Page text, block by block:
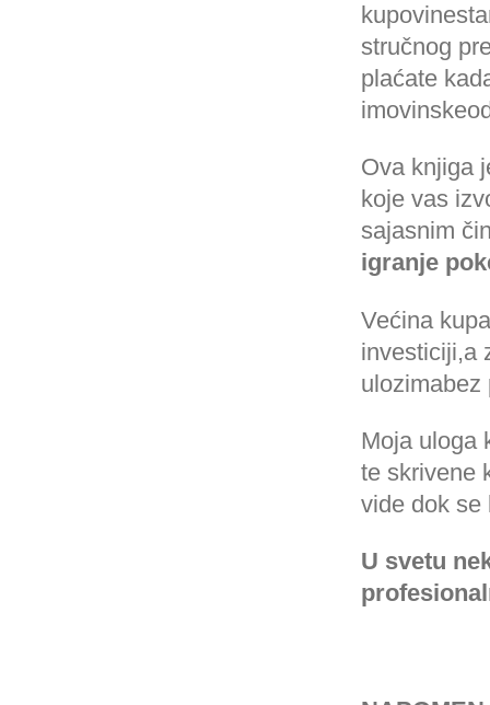
stručnog
plaćate
Ova knjiga
koje vas
sajasnim
igranje
Većina
investiciji,a
ulozimabez
Moja uloga
te skrivene
vide dok se
U svetu